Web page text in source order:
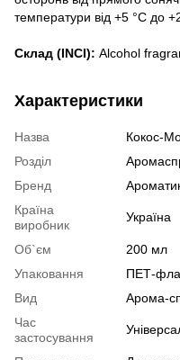
температури від +5 °C до
Склад (INCI): Alcohol
Характеристики
Назва
Кокос-
Розділ
Бренд
Країна
виробник
Україна
Об`єм
200 мл
Упаковання
ПЕТ-
Вид
Арома-
Час
застосування